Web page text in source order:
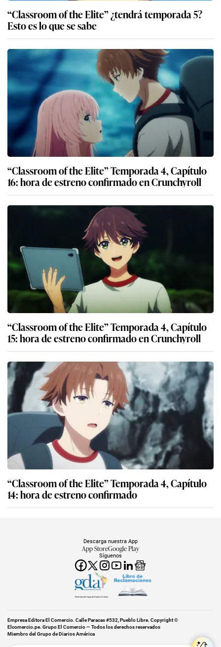
“Classroom of the Elite” ¿tendrá temporada 5?
Esto es lo que se sabe
“Classroom of the Elite” Temporada 4, Capítulo
16: hora de estreno confirmado en Crunchyroll
“Classroom of the Elite” Temporada 4, Capítulo
15: hora de estreno confirmado en Crunchyroll
“Classroom of the Elite” Temporada 4, Capítulo
14: hora de estreno confirmado
Síguenos
Descarga nuestra App
App StoreGoogle Play
Miembro del Grupo de Diarios América
Empresa Editora El Comercio. Calle Paracas #532, Pueblo Libre. Copyright ©
Elcomercio.pe. Grupo El Comercio — Todos los derechos reservados
Miembro del Grupo de Diarios América